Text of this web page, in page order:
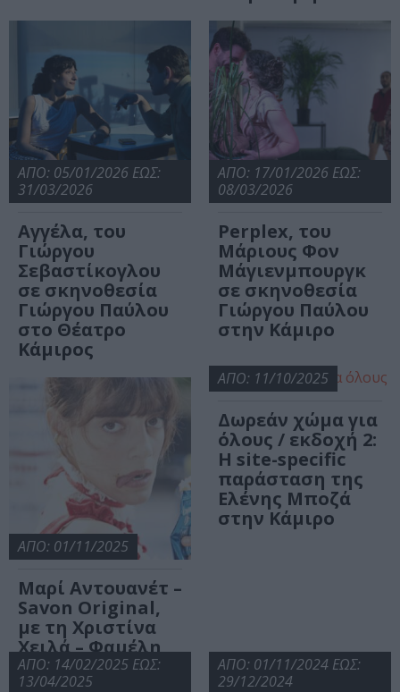
ΑΠΟ: 05/01/2026 ΕΩΣ:
31/03/2026
Αγγέλα, του
Γιώργου
Σεβαστίκογλου
σε σκηνοθεσία
Γιώργου Παύλου
στο Θέατρο
Κάμιρος
ΑΠΟ: 17/01/2026 ΕΩΣ:
08/03/2026
Perplex, του
Μάριους Φον
Μάγιενμπουργκ
σε σκηνοθεσία
Γιώργου Παύλου
στην Κάμιρο
ΑΠΟ: 01/11/2025
Μαρί Αντουανέτ –
Savon Original,
με τη Χριστίνα
Χειλά – Φαμέλη
στην Κάμιρο
ΑΠΟ: 11/10/2025
Δωρεάν χώμα για
όλους / εκδοχή 2:
Η site-specific
παράσταση της
Ελένης Μποζά
στην Κάμιρο
ΑΠΟ: 14/02/2025 ΕΩΣ:
13/04/2025
ΑΠΟ: 01/11/2024 ΕΩΣ:
29/12/2024